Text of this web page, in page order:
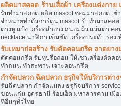
ผลิตมาสคอต ร้านเสื่อผ้า เครืองแต่งกาย
รับทำมาสคอต ผลิต mascot ซ่อมมาสคอต เ
จำหน่ายทำตัวการ์ตูน mascot รับทำมาสคอ
ต่างหู แป้ง เครื่องสำอาง ถนอมผิว แว่นตา ค
necklace นาฬิกา เข็มขัด เครื่องประดับ รอง
รับเหมาก่อสร้าง รับตัดคอนกรีต ลาดยา
ตัดคอนกรีต รับทุบรื่อถอน ให้เช่าเครื่องตัดค
ทำถนน ทำสะพาน เจาะคอนกรีต
กำจัดปลวก ฉีดปลวก ธรุกิจให้บริการต่าง
รับฉีดปลวก กำจัดแมลง ธรุกิจบริการ
ขอนแก่น อุดรธานี ร้อยเอ็ด มหาสารคาม เ
ที่อื่นๆทั่วไทย